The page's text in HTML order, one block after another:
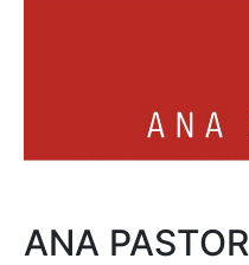
ANA PASTOR